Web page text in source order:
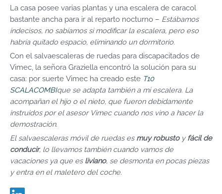
La casa posee varias plantas y una escalera de caracol
bastante ancha para ir al reparto nocturno – Estábamos
indecisos, no sabíamos si modificar la escalera, pero eso
habría quitado espacio, eliminando un dormitorio.
Con el salvaescaleras de ruedas para discapacitados de
Vimec, la señora Graziella encontró la solución para su
casa: por suerte Vimec ha creado este T10
SCALACOMBIque se adapta también a mi escalera. La
acompañan el hijo o el nieto, que fueron debidamente
instruidos por el asesor Vimec cuando nos vino a hacer la
demostración.
El salvaescaleras móvil de ruedas es muy robustoyfácil de
conducir, lo llevamos también cuando vamos de
vacaciones ya que es liviano, se desmonta en pocas piezas
y entra en el maletero del coche.